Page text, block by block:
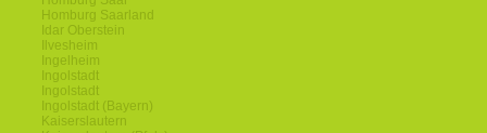
Homburg Saarland
Idar Oberstein
Ilvesheim
Ingelheim
Ingolstadt
Ingolstadt
Ingolstadt (Bayern)
Kaiserslautern